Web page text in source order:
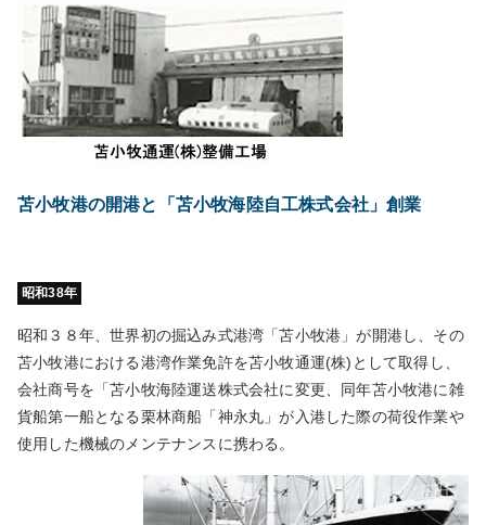
苫小牧港の開港と「苫小牧海陸自工株式会社」創業
昭和38年
昭和３８年、世界初の掘込み式港湾「苫小牧港」が開港し、その
苫小牧港における港湾作業免許を苫小牧通運(株)として取得し、
会社商号を「苫小牧海陸運送株式会社に変更、同年苫小牧港に雑
貨船第一船となる栗林商船「神永丸」が入港した際の荷役作業や
使用した機械のメンテナンスに携わる。